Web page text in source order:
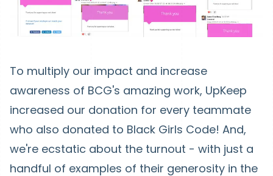
To multiply our impact and increase
awareness of BCG's amazing work, UpKeep
increased our donation for every teammate
who also donated to Black Girls Code! And,
we're ecstatic about the turnout - with just a
handful of examples of their generosity in the